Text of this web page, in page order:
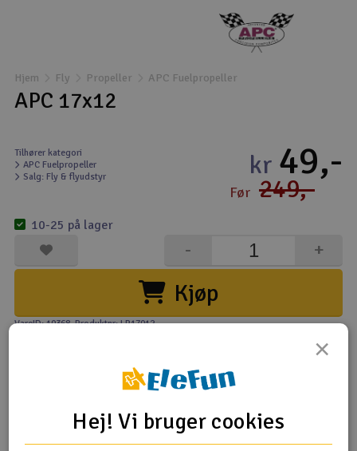
Droner til FPV
Fly
Helikopter
Kameraudstyr
Modelbygg og byggesæt
Modeljernbane
Motor & tilbehør
Radio udstyr
Raketter
Hjem Fly Propeller APC Fuelpropeller
APC 17x12
Tilhører kategori
APC Fuelpropeller
Salg: Fly & flyudstyr
kr 49,-
Før 249,-
Kjøp
+
-
10-25 på lager
VareID: 10368, Produktnr: LP17012
Produktinfo Tip din ven Anmeldelser
×
Hej! Vi bruger cookies